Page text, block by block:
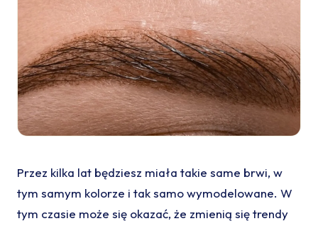
Przez kilka lat będziesz miała takie same brwi, w
tym samym kolorze i tak samo wymodelowane. W
tym czasie może się okazać, że zmienią się trendy